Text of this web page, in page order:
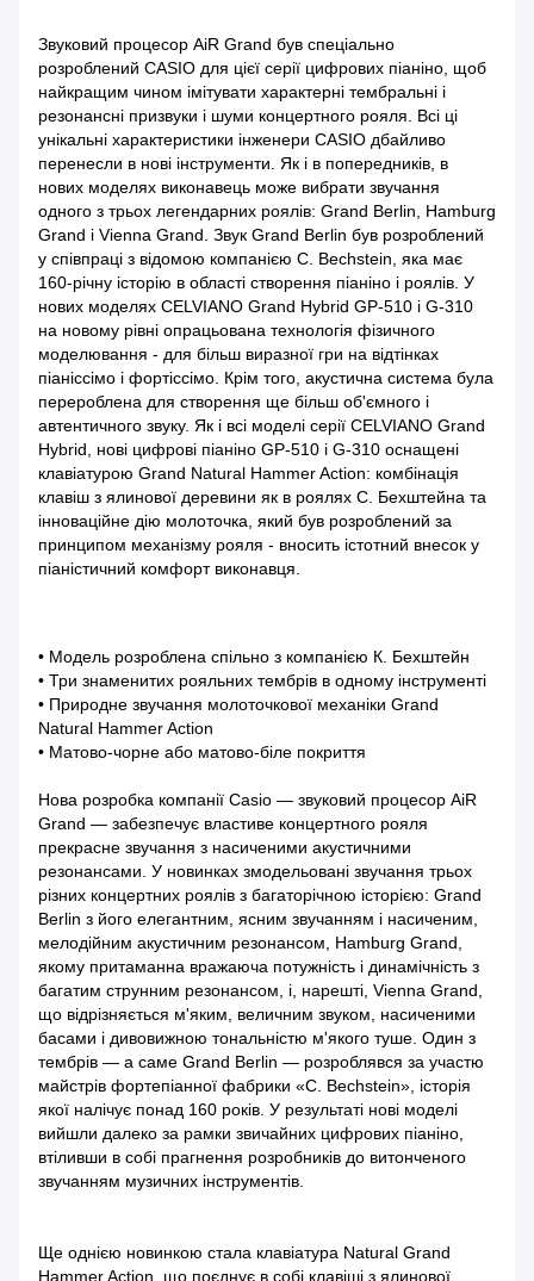
Звуковий процесор AiR Grand був спеціально
розроблений CASIO для цієї серії цифрових піаніно, щоб
найкращим чином імітувати характерні тембральні і
резонансні призвуки і шуми концертного рояля. Всі ці
унікальні характеристики інженери CASIO дбайливо
перенесли в нові інструменти. Як і в попередників, в
нових моделях виконавець може вибрати звучання
одного з трьох легендарних роялів: Grand Berlin, Hamburg
Grand і Vienna Grand. Звук Grand Berlin був розроблений
у співпраці з відомою компанією C. Bechstein, яка має
160-річну історію в області створення піаніно і роялів. У
нових моделях CELVIANO Grand Hybrid GP-510 і G-310
на новому рівні опрацьована технологія фізичного
моделювання - для більш виразної гри на відтінках
піаніссімо і фортіссімо. Крім того, акустична система була
перероблена для створення ще більш об'ємного і
автентичного звуку. Як і всі моделі серії CELVIANO Grand
Hybrid, нові цифрові піаніно GP-510 і G-310 оснащені
клавіатурою Grand Natural Hammer Action: комбінація
клавіш з ялинової деревини як в роялях С. Бехштейна та
інноваційне дію молоточка, який був розроблений за
принципом механізму рояля - вносить істотний внесок у
піаністичний комфорт виконавця.
• Модель розроблена спільно з компанією К. Бехштейн
• Три знаменитих рояльних тембрів в одному інструменті
• Природне звучання молоточкової механіки Grand
Natural Hammer Action
• Матово-чорне або матово-біле покриття
Нова розробка компанії Casio — звуковий процесор AiR
Grand — забезпечує властиве концертного рояля
прекрасне звучання з насиченими акустичними
резонансами. У новинках змодельовані звучання трьох
різних концертних роялів з багаторічною історією: Grand
Berlin з його елегантним, ясним звучанням і насиченим,
мелодійним акустичним резонансом, Hamburg Grand,
якому притаманна вражаюча потужність і динамічність з
багатим струнним резонансом, і, нарешті, Vienna Grand,
що відрізняється м'яким, величним звуком, насиченими
басами і дивовижною тональністю м'якого туше. Один з
тембрів — а саме Grand Berlin — розроблявся за участю
майстрів фортепіанної фабрики «C. Bechstein», історія
якої налічує понад 160 років. У результаті нові моделі
вийшли далеко за рамки звичайних цифрових піаніно,
втіливши в собі прагнення розробників до витонченого
звучанням музичних інструментів.
Ще однією новинкою стала клавіатура Natural Grand
Hammer Action, що поєднує в собі клавіші з ялинової